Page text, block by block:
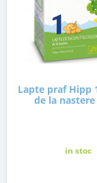
Lapte praf Hipp
de la nastere
in stoc